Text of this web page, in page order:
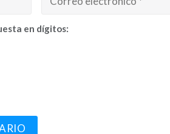
en dígitos: